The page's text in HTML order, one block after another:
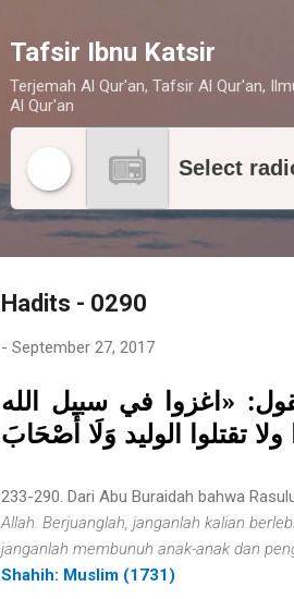
Tafsir Ibnu Katsir
Terjemah Al Qur'an, Tafsir Al Qur'an,
Al Qur'an
Select
Hadits - 0290
- September 27, 2017
«اغزوا في سبيل الله
ولا تقتلوا الوليد وَلَا أَصْحَابَ
233-290. Dari Abu Buraidah bahwa
Allah. Berjuanglah, janganlah kalian
janganlah membunuh anak-anak dan
Shahih: Muslim (1731)